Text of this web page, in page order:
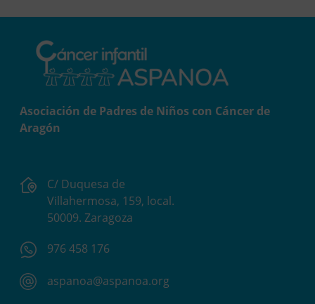
Asociación de Padres de Niños con Cáncer de
Aragón
C/ Duquesa de
Villahermosa, 159, local.
50009. Zaragoza
976 458 176
aspanoa@aspanoa.org